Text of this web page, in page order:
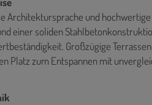
Architektursprache und
einer soliden
Großzügige
Platz zum Entspannen mit